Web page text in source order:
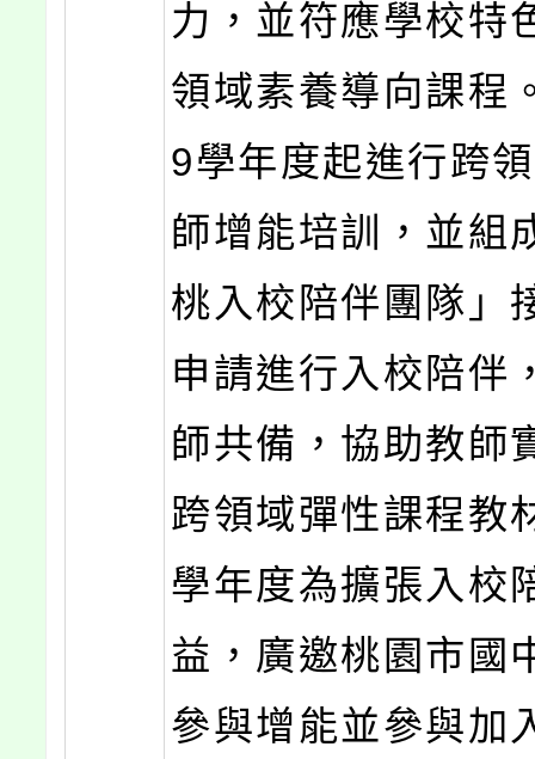
力，並符應學校特
領域素養導向課程
9學年度起進行跨
師增能培訓，並組
桃入校陪伴團隊」
申請進行入校陪伴
師共備，協助教師
跨領域彈性課程教
學年度為擴張入校
益，廣邀桃園市國
參與增能並參與加